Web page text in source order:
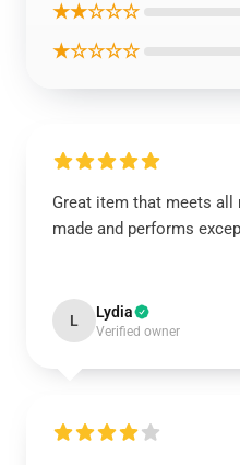
★★☆☆☆
★☆☆☆☆
Great item that meets all
made and performs
L Lydia
Verified owner